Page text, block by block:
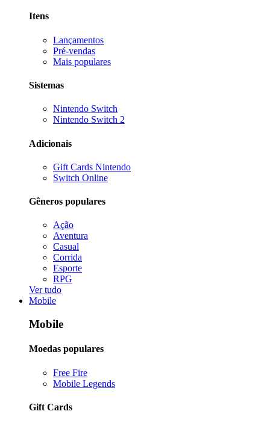
Itens
Lançamentos
Pré-vendas
Mais populares
Sistemas
Nintendo Switch
Nintendo Switch 2
Adicionais
Gift Cards Nintendo
Switch Online
Gêneros populares
Ação
Aventura
Casual
Corrida
Esporte
RPG
Ver tudo
Mobile
Mobile
Moedas populares
Free Fire
Mobile Legends
Gift Cards